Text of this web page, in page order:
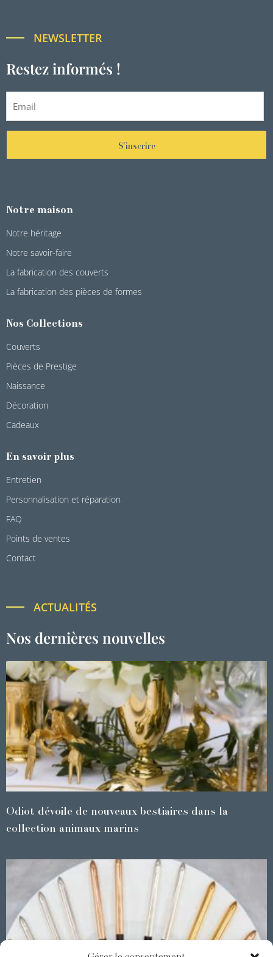
NEWSLETTER
Restez informés !
S'inscrire
Notre maison
Notre héritage
Notre savoir-faire
La fabrication des couverts
La fabrication des pièces de formes
Nos Collections
Couverts
Pièces de Prestige
Naissance
Décoration
Cadeaux
En savoir plus
Entretien
Personnalisation et réparation
FAQ
Points de ventes
Contact
ACTUALITÉS
Nos dernières nouvelles
Odiot dévoile de nouveaux bestiaires dans la
collection animaux marins